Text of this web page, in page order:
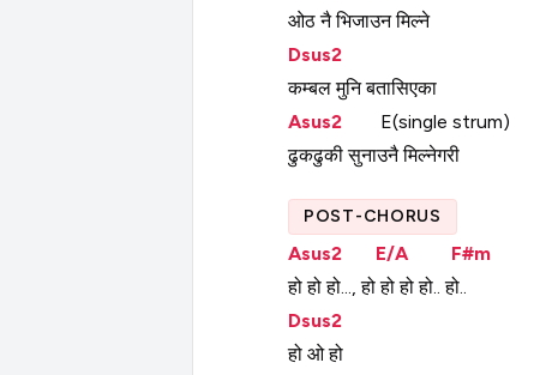
ओठ नै भिजाउन मिल्ने
Dsus2
कम्बल मुनि बतासिएका
Asus2
E(single strum)
ढुकढुकी सुनाउनै मिल्नेगरी
POST-CHORUS
Asus2 E/A
F#m
हो हो हो..., हो हो हो हो.. हो..
Dsus2
हो ओ हो